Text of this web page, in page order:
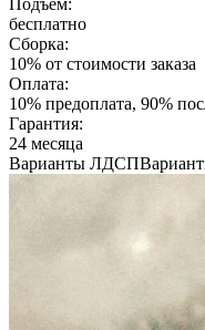
бесплатно
Сборка:
10% от стоимости заказа
Оплата:
10% предоплата, 90%
Гарантия:
24 месяца
Варианты ЛДСП